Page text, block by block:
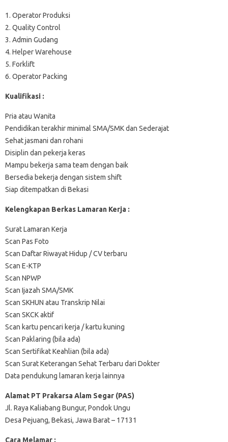
1. Operator Produksi
2. Quality Control
3. Admin Gudang
4. Helper Warehouse
5. Forklift
6. Operator Packing
Kualifikasi :
Pria atau Wanita
Pendidikan terakhir minimal SMA/SMK dan Sederajat
Sehat jasmani dan rohani
Disiplin dan pekerja keras
Mampu bekerja sama team dengan baik
Bersedia bekerja dengan sistem shift
Siap ditempatkan di Bekasi
Kelengkapan Berkas Lamaran Kerja :
Surat Lamaran Kerja
Scan Pas Foto
Scan Daftar Riwayat Hidup / CV terbaru
Scan E-KTP
Scan NPWP
Scan Ijazah SMA/SMK
Scan SKHUN atau Transkrip Nilai
Scan SKCK aktif
Scan kartu pencari kerja / kartu kuning
Scan Paklaring (bila ada)
Scan Sertifikat Keahlian (bila ada)
Scan Surat Keterangan Sehat Terbaru dari Dokter
Data pendukung lamaran kerja lainnya
Alamat PT Prakarsa Alam Segar (PAS)
Jl. Raya Kaliabang Bungur, Pondok Ungu
Desa Pejuang, Bekasi, Jawa Barat – 17131
Cara Melamar :